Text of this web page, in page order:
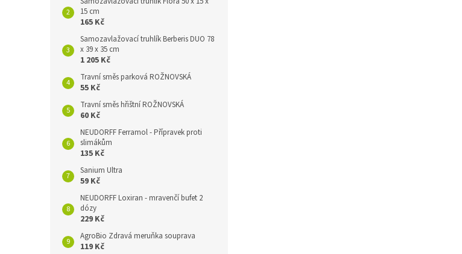
15 cm
165 Kč
Samozavlažovací truhlík Berberis DUO 78
x 39 x 35 cm
1 205 Kč
Travní směs parková ROŽNOVSKÁ
55 Kč
Travní směs hřištní ROŽNOVSKÁ
60 Kč
NEUDORFF Ferramol - Přípravek proti
slimákům
135 Kč
Sanium Ultra
59 Kč
NEUDORFF Loxiran - mravenčí bufet 2
dózy
229 Kč
AgroBio Zdravá meruňka souprava
119 Kč